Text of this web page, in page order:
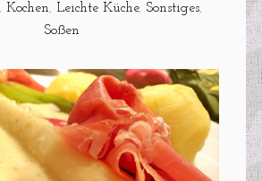
Kochen, Leichte Küche, Sonstiges,
Soßen